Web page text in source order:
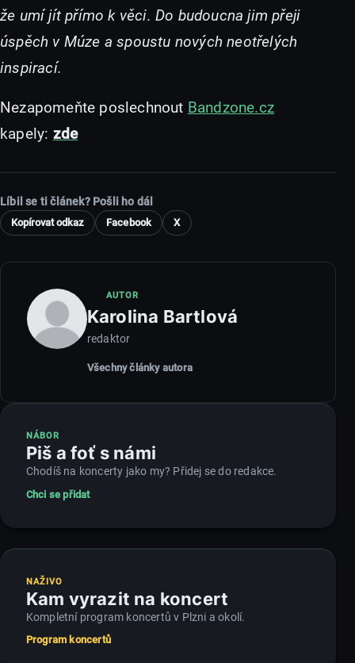
že umí jít přímo k věci. Do budoucna jim přeji
úspěch v Múze a spoustu nových neotřelých
inspirací.
Nezapomeňte poslechnout Bandzone.cz
kapely: zde
Líbil se ti článek? Pošli ho dál
Kopírovat odkaz Facebook X
AUTOR
Karolina Bartlová
redaktor
Všechny články autora
NÁBOR
Piš a foť s námi
Chodíš na koncerty jako my? Přidej se do redakce.
Chci se přidat
NAŽIVO
Kam vyrazit na koncert
Kompletní program koncertů v Plzni a okolí.
Program koncertů